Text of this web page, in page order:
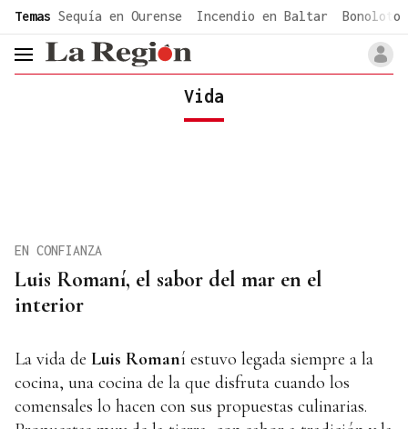
common.go-to-content
Temas Sequía en Ourense Incendio en Baltar Bonoloto
header.menu.open
Vida
Luis Romaní, el sabor del mar en el
interior
EN CONFIANZA
La vida de Luis Romaní estuvo legada siempre a la
cocina, una cocina de la que disfruta cuando los
comensales lo hacen con sus propuestas culinarias.